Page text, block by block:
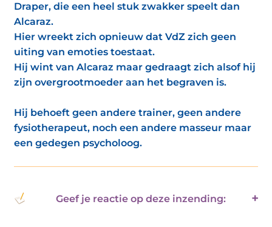
Draper, die een heel stuk zwakker speelt dan
Alcaraz.
Hier wreekt zich opnieuw dat VdZ zich geen
uiting van emoties toestaat.
Hij wint van Alcaraz maar gedraagt zich alsof hij
zijn overgrootmoeder aan het begraven is.
Hij behoeft geen andere trainer, geen andere
fysiotherapeut, noch een andere masseur maar
een gedegen psycholoog.
Geef je reactie op deze inzending: